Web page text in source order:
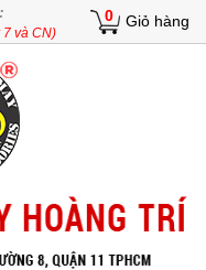
và CN)
0 Giỏ hàng